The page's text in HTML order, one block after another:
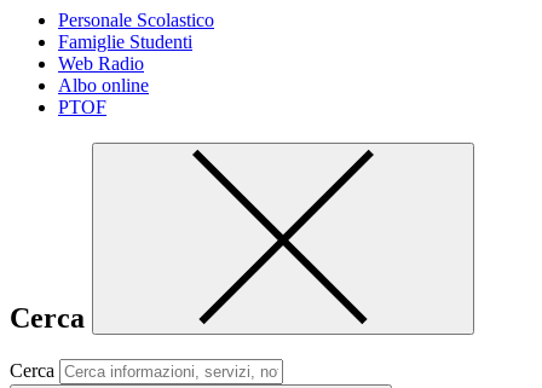
Personale Scolastico
Famiglie Studenti
Web Radio
Albo online
PTOF
Cerca
Cerca